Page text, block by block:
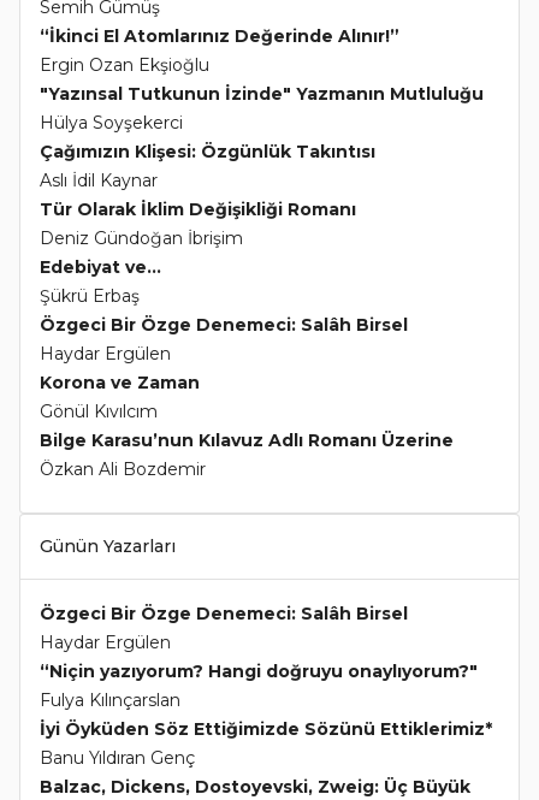
Semih Gümüş
“İkinci El Atomlarınız Değerinde Alınır!”
Ergin Ozan Ekşioğlu
"Yazınsal Tutkunun İzinde" Yazmanın Mutluluğu
Hülya Soyşekerci
Çağımızın Klişesi: Özgünlük Takıntısı
Aslı İdil Kaynar
Tür Olarak İklim Değişikliği Romanı
Deniz Gündoğan İbrişim
Edebiyat ve...
Şükrü Erbaş
Özgeci Bir Özge Denemeci: Salâh Birsel
Haydar Ergülen
Korona ve Zaman
Gönül Kıvılcım
Bilge Karasu’nun Kılavuz Adlı Romanı Üzerine
Özkan Ali Bozdemir
Günün Yazarları
Özgeci Bir Özge Denemeci: Salâh Birsel
Haydar Ergülen
“Niçin yazıyorum? Hangi doğruyu onaylıyorum?"
Fulya Kılınçarslan
İyi Öyküden Söz Ettiğimizde Sözünü Ettiklerimiz*
Banu Yıldıran Genç
Balzac, Dickens, Dostoyevski, Zweig: Üç Büyük